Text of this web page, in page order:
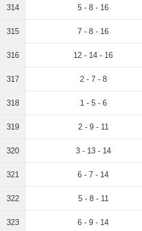
314 5 - 8 - 16
315 7 - 8 - 16
316 12 - 14 - 16
317 2 - 7 - 8
318 1 - 5 - 6
319 2 - 9 - 11
320 3 - 13 - 14
321 6 - 7 - 14
322 5 - 8 - 11
323 6 - 9 - 14